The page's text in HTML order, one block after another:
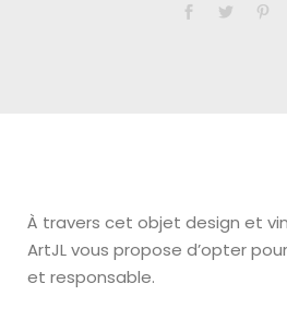
À travers cet objet design et
ArtJL vous propose d’opter
et responsable.